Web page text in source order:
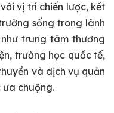
vị trí chiến lược, kết
sống trong lành
trung tâm thương
trường học quốc tế,
và dịch vụ quản
chuộng.